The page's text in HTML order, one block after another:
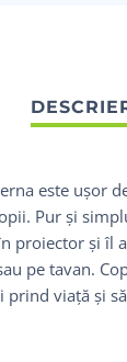
este ușor
Pur și
proiector și îl
pe tavan.
prind viață și